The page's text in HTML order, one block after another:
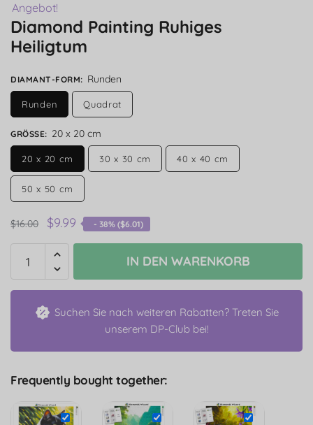
Angebot!
Diamond Painting Ruhiges
Heiligtum
DIAMANT-FORM: Runden
Runden Quadrat
GRÖSSE : 20 x 20 cm
20 x 20 cm 30 x 30 cm 40 x 40 cm
50 x 50 cm
$16.00 $9.99 - 38% ($6.01)
IN DEN WARENKORB
Suchen Sie nach weiteren Rabatten? Treten Sie
unserem DP-Club bei!
Frequently bought together: